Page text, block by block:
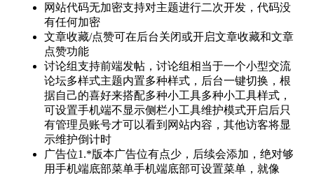
网站代码无加密支持对主题进行二次开发，代码没
有任何加密
文章收藏/点赞可在后台关闭或开启文章收藏和文章
点赞功能
讨论组支持前端发帖，讨论组相当于一个小型交流
论坛多样式主题内置多种样式，后台一键切换，根
据自己的喜好来搭配多种小工具多种小工具样式，
可设置手机端不显示侧栏小工具维护模式开启后只
有管理员账号才可以看到网站内容，其他访客将显
示维护倒计时
广告位1.*版本广告位有点少，后续会添加，绝对够
用手机端底部菜单手机端底部可设置菜单，就像